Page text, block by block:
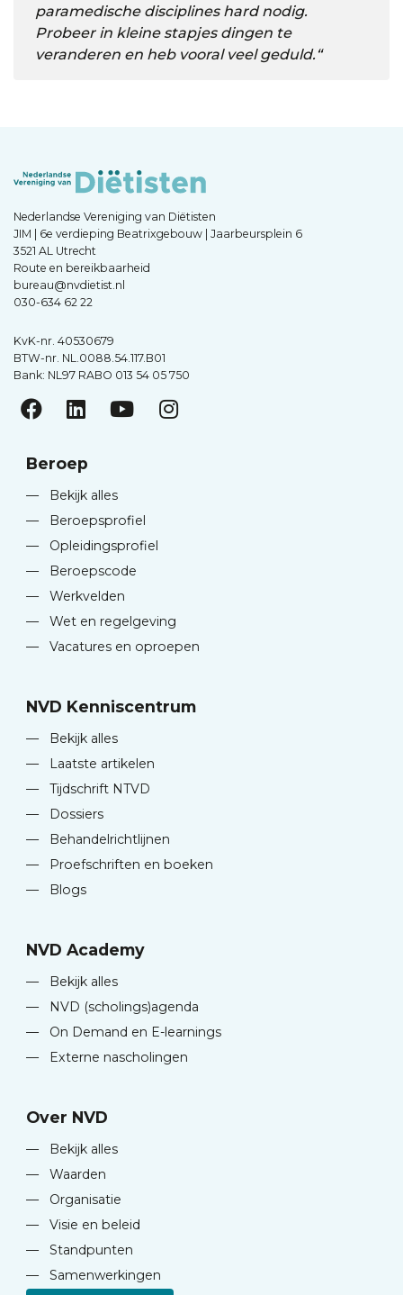
paramedische disciplines hard nodig.
Probeer in kleine stapjes dingen te
veranderen en heb vooral veel geduld. “
Nederlandse Vereniging van Diëtisten
JIM | 6e verdieping Beatrixgebouw | Jaarbeursplein 6
3521 AL Utrecht
Route en bereikbaarheid
bureau@nvdietist.nl
030-634 62 22
KvK-nr. 40530679
BTW-nr. NL.0088.54.117.B01
Bank: NL97 RABO 013 54 05 750
Beroep
—
Bekijk alles
—
Beroepsprofiel
—
Opleidingsprofiel
—
Beroepscode
—
Werkvelden
—
Wet en regelgeving
—
Vacatures en oproepen
NVD Kenniscentrum
—
Bekijk alles
—
Laatste artikelen
—
Tijdschrift NTVD
—
Dossiers
—
Behandelrichtlijnen
—
Proefschriften en boeken
—
Blogs
NVD Academy
—
Bekijk alles
—
NVD (scholings)agenda
—
On Demand en E-learnings
—
Externe nascholingen
Over NVD
—
Bekijk alles
—
Waarden
—
Organisatie
—
Visie en beleid
—
Standpunten
—
Samenwerkingen